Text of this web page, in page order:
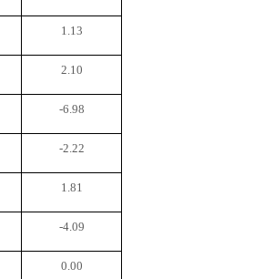
1.13
2.10
-6.98
-2.22
1.81
-4.09
0.00